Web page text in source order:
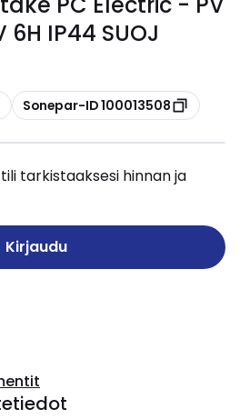
6H IP44 SUOJ
Kopioi
Sonepar-ID 100013508
tarkistaaksesi hinnan ja
Kirjaudu